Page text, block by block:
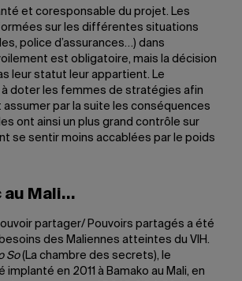
et coresponsable du projet. Les
sur les différentes situations
police d’assurances…) dans
est obligatoire, mais la décision
leur statut leur appartient. Le
doter les femmes de stratégies afin
assumer par la suite les conséquences
ont ainsi un plus grand contrôle sur
se sentir moins accablées par le poids
au Mali…
partager/ Pouvoirs partagés a été
des Maliennes atteintes du VIH.
So(La chambre des secrets), le
en 2011 à Bamako au Mali, en